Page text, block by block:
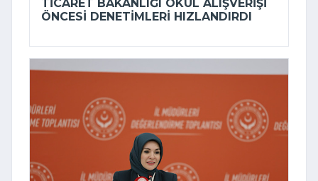
TICARET BAKANLIĞI OKUL ALIŞVERIŞI
ÖNCESI DENETIMLERI HIZLANDIRDI